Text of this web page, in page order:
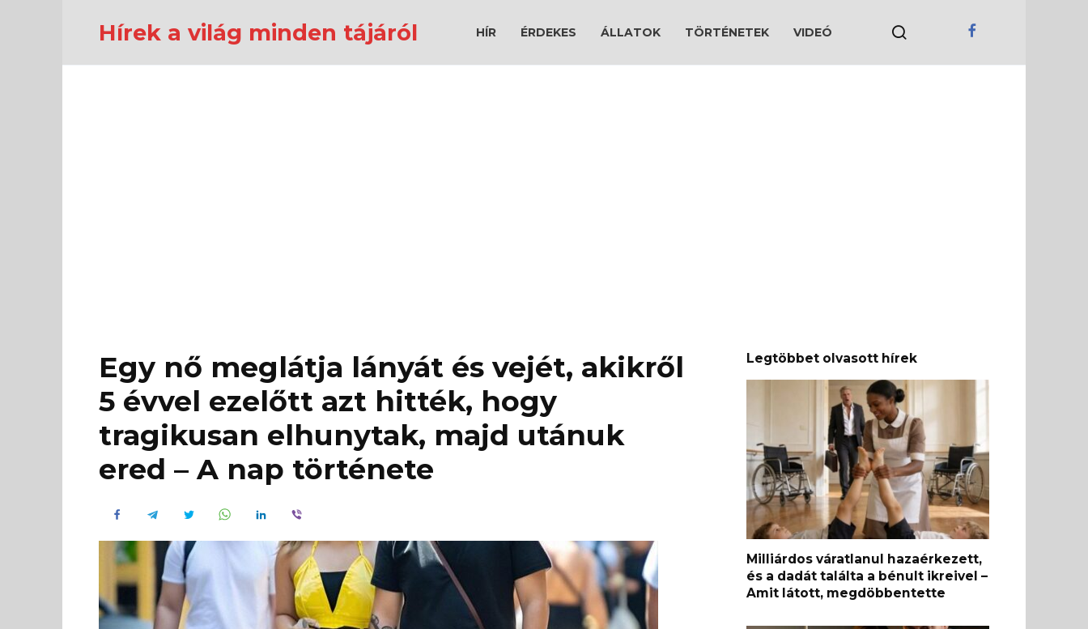
Hírek a világ minden tájáról HÍR ÉRDEKES ÁLLATOK TÖRTÉNETEK VIDEÓ
Egy nő meglátja lányát és vejét, akikről
5 évvel ezelőtt azt hitték, hogy
tragikusan elhunytak, majd utánuk
ered – A nap története
Legtöbbet olvasott hírek
Milliárdos váratlanul hazaérkezett,
és a dadát találta a bénult ikreivel –
Amit látott, megdöbbentette